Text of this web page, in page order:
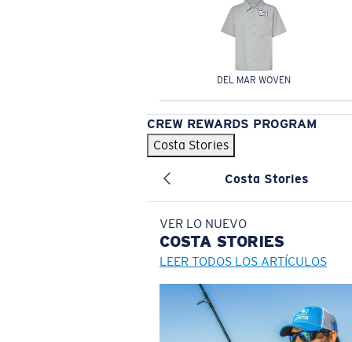
DEL MAR WOVEN
CREW REWARDS PROGRAM
Costa Stories
Costa Stories
VER LO NUEVO
COSTA STORIES
LEER TODOS LOS ARTÍCULOS